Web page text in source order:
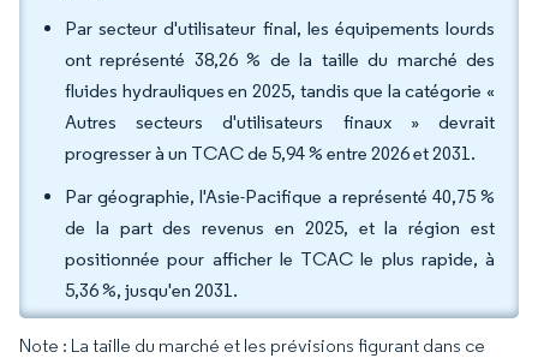
Par secteur d'utilisateur final, les équipements lourds
ont représenté 38,26 % de la taille du marché des
fluides hydrauliques en 2025, tandis que la catégorie «
Autres secteurs d'utilisateurs finaux » devrait
progresser à un TCAC de 5,94 % entre 2026 et 2031.
Par géographie, l'Asie-Pacifique a représenté 40,75 %
de la part des revenus en 2025, et la région est
positionnée pour afficher le TCAC le plus rapide, à
5,36 %, jusqu'en 2031.
Note : La taille du marché et les prévisions figurant dans ce